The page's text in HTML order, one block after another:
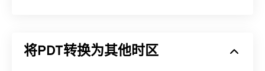
将PDT转换为其他时区